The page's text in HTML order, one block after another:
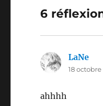
6
LaNe
18 octobre
ahhhh